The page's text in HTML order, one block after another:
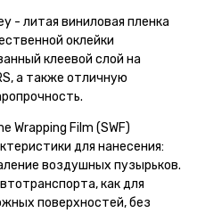
- литая виниловая пленка
оклейки
клеевой слой на
а также отличную
Wrapping Film (SWF)
для нанесения:
воздушных пузырьков.
как для
поверхностей, без